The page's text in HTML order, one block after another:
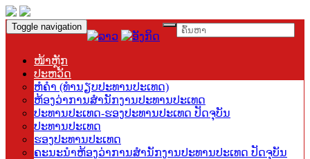
Toggle navigation
ໜ້າຫຼັກ
ປະຫວັດ
ຫໍຄຳ (ທຳນຽບປະທານປະເທດ)
ຫ້ອງວ່າການສຳນັກງານປະທານປະເທດ
ປະທານປະເທດ-ຮອງປະທານປະເທດ ປັດຈຸບັນ
ປະທານປະເທດ
ຮອງປະທານປະເທດ
ຄະນະນຳຫ້ອງວ່າການສຳນັກງານປະທານປະເທດ ປັດຈຸບັນ